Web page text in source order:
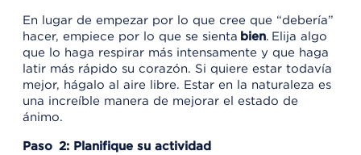
En lugar de empezar por lo que cree que “debería”
hacer, empiece por lo que se sienta bien. Elija algo
que lo haga respirar más intensamente y que haga
latir más rápido su corazón. Si quiere estar todavía
mejor, hágalo al aire libre. Estar en la naturaleza es
una increíble manera de mejorar el estado de
ánimo.
Paso 2: Planifique su actividad